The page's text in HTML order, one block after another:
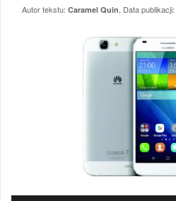
Autor tekstu: Caramel Quin , Data publikacji: